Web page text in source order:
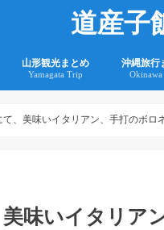
道産子
山形観光まとめ
Yamagata Trip
沖縄旅行
、美味いイタリアン、手打のボロ
味いイタリア